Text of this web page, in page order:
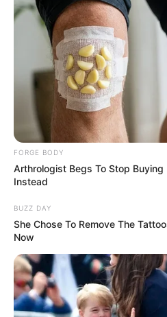
Watch The Most
Moments
BRAINBERRIES
Enter A World Of
BRAINBERRIES
FORGE BODY
Arthrologist Begs To Stop Buying
Instead
BUZZ DAY
She Chose To Remove The
Now